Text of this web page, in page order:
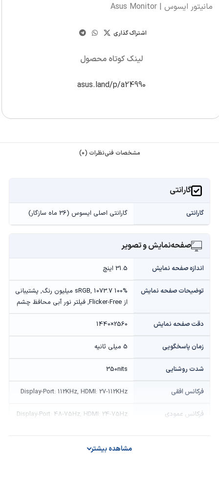
مانیتور ایسوس | Asus Monitor
اشتراک گذاری
لینک کوتاه محصول
asus.land/p/a24990
مشخصات فنینظرات (0)
گارانتی
گارانتی گارانتی اصلی ایسوس (36 ماه سازگار)
صفحه‌نمایش و تصویر
اندازه صفحه نمایش 31.5 اینچ
توضیحات صفحه نمایش
100% sRGB, 1073.7 میلیون رنگ, پشتیبانی
از Flicker-Free, فیلتر نور آبی محافظ چشم
دقت صفحه نمایش 2560×1440
زمان پاسخگویی 5 میلی ثانیه
شدت روشنایی 350nits
فرکانس افقی Display-Port: 112KHz, HDMI: 27-112KHz
فرکانس عمودی Display-Port: 48-75Hz, HDMI: 24-75Hz
نرخ بروزرسانی 75Hz
مشاهده بیشتر